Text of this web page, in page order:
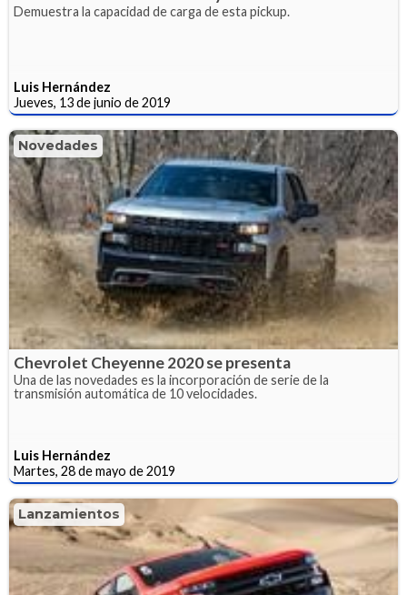
Demuestra la capacidad de carga de esta pickup.
Luis Hernández
Jueves, 13 de junio de 2019
Novedades
Chevrolet Cheyenne 2020 se presenta
Una de las novedades es la incorporación de serie de la
transmisión automática de 10 velocidades.
Luis Hernández
Martes, 28 de mayo de 2019
Lanzamientos